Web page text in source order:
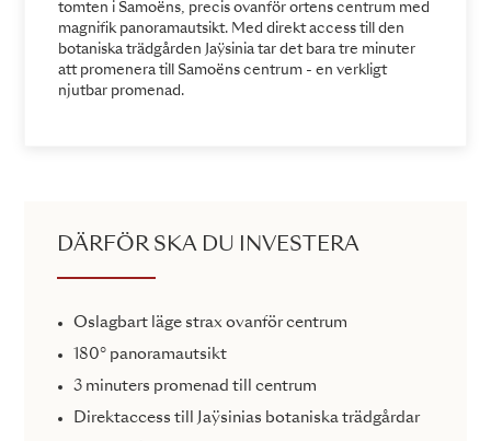
tomten i Samoëns, precis ovanför ortens centrum med
magnifik panoramautsikt. Med direkt access till den
botaniska trädgården Jaÿsinia tar det bara tre minuter
att promenera till Samoëns centrum - en verkligt
njutbar promenad.
DÄRFÖR SKA DU INVESTERA
Oslagbart läge strax ovanför centrum
180° panoramautsikt
3 minuters promenad till centrum
Direktaccess till Jaÿsinias botaniska trädgårdar